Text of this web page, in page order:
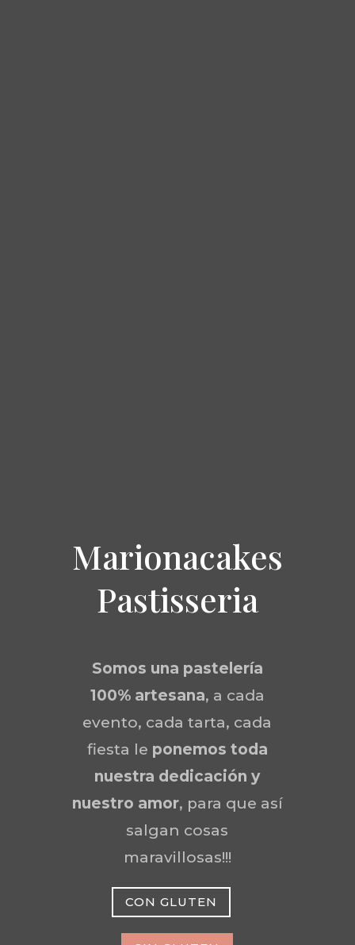
Marionacakes
Pastisseria
Somos una pastelería
100% artesana, a cada
evento, cada tarta, cada
fiesta le ponemos toda
nuestra dedicación y
nuestro amor, para que así
salgan cosas
maravillosas!!!
CON GLUTEN